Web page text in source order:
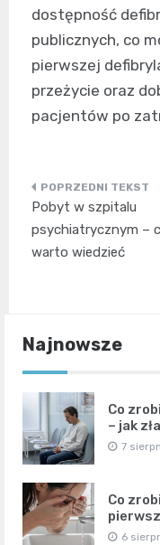
dostępność
publicznych, co
pierwszej
przeżycie oraz
pacjentów po
Nawigacja
wpisu
Pobyt w szpitalu
psychiatrycznym –
warto wiedzieć
Najnowsze
Co
– jak
7
Co
6